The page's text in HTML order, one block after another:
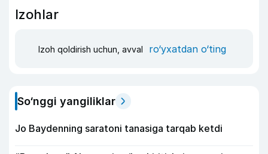
Izohlar
Izoh qoldirish uchun, avval ro‘yxatdan o‘ting
So‘nggi yangiliklar
Jo Baydenning saratoni tanasiga tarqab ketdi